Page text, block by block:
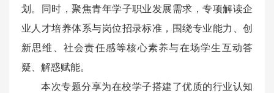
划。同时，聚焦青年学子职业发展需求，专项解读企
业人才培养体系与岗位招录标准，围绕专业能力、创
新思维、社会责任感等核心素养与在场学生互动答
疑、解惑赋能。
本次专题分享为在校学子搭建了优质的行业认知